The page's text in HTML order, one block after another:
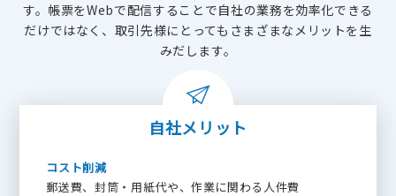
す。帳票をWebで配信することで自社の業務を効率化できる
だけではなく、取引先様にとってもさまざまなメリットを生
みだします。
自社メリット
コスト削減
郵送費、封筒・用紙代や、作業に関わる人件費